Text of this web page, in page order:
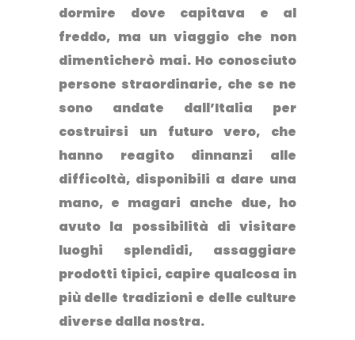
dormire dove capitava e al
freddo, ma un viaggio che non
dimenticherò mai. Ho conosciuto
persone straordinarie, che se ne
sono andate dall’Italia per
costruirsi un futuro vero, che
hanno reagito dinnanzi alle
difficoltà, disponibili a dare una
mano, e magari anche due, ho
avuto la possibilità di visitare
luoghi splendidi, assaggiare
prodotti tipici, capire qualcosa in
più delle tradizioni e delle culture
diverse dalla nostra.